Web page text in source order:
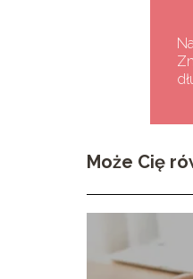
Może Cię